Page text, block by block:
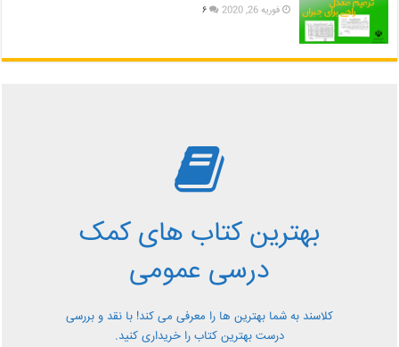
فوریه 26, 2020 ۶
بهترین کتاب های کمک
درسی عمومی
کلاسند به شما بهترین ها را معرفی می کند! با نقد و بررسی
درست بهترین کتاب را خریداری کنید.
بررسی بهترین کتاب های
کمک درسی عمومی
معرفی کتاب های کمک درسی عمومی و بررسی آن ها کاملا
رایگان از کلاسند